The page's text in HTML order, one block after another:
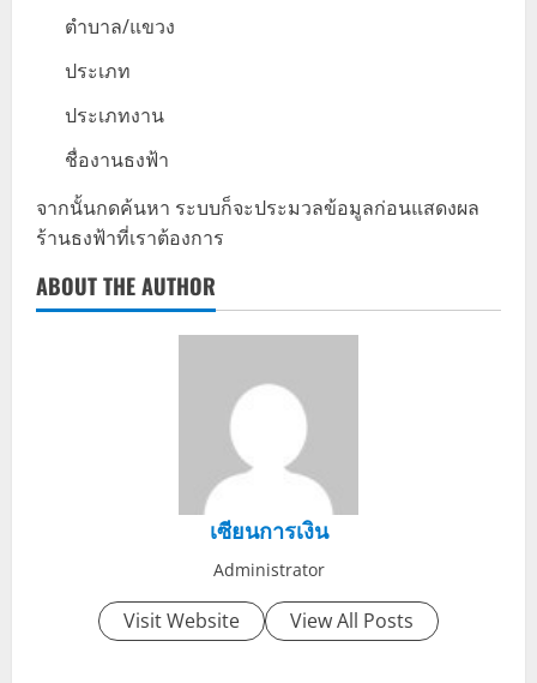
ตำบาล/แขวง
ประเภท
ประเภทงาน
ชื่องานธงฟ้า
จากนั้นกดค้นหา ระบบก็จะประมวลข้อมูลก่อนแสดงผล
ร้านธงฟ้าที่เราต้องการ
ABOUT THE AUTHOR
เซียนการเงิน
Administrator
Visit Website View All Posts